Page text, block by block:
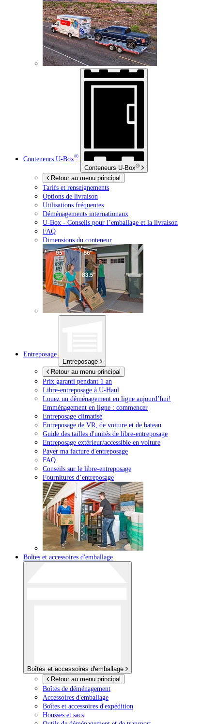
Conteneurs U-Box®
Conteneurs U-Box®
Retour au menu principal
Tarifs et renseignements
Options de livraison
Utilisations fréquentes
Déménagements internationaux
U-Box - Conseils pour l’emballage et la livraison
FAQ
Dimensions du conteneur
Entreposage
Entreposage
Retour au menu principal
Prix garanti pendant 1 an
Libre-entreposage à U-Haul
Louez un déménagement en ligne aujourd’hui!
Emménagement en ligne : commencer
Entreposage climatisé
Entreposage de VR, de voiture et de bateau
Guide des tailles d'unités de libre-entreposage
Entreposage extérieur/accessible en voiture
Payer ma facture d'entreposage
FAQ
Conseils sur le libre-entreposage
Fournitures d’entreposage
Boîtes et accessoires d'emballage
Boîtes et accessoires d'emballage
Retour au menu principal
Boîtes de déménagement
Accessoires d'emballage
Boîtes et accessoires d'expédition
Housses et sacs